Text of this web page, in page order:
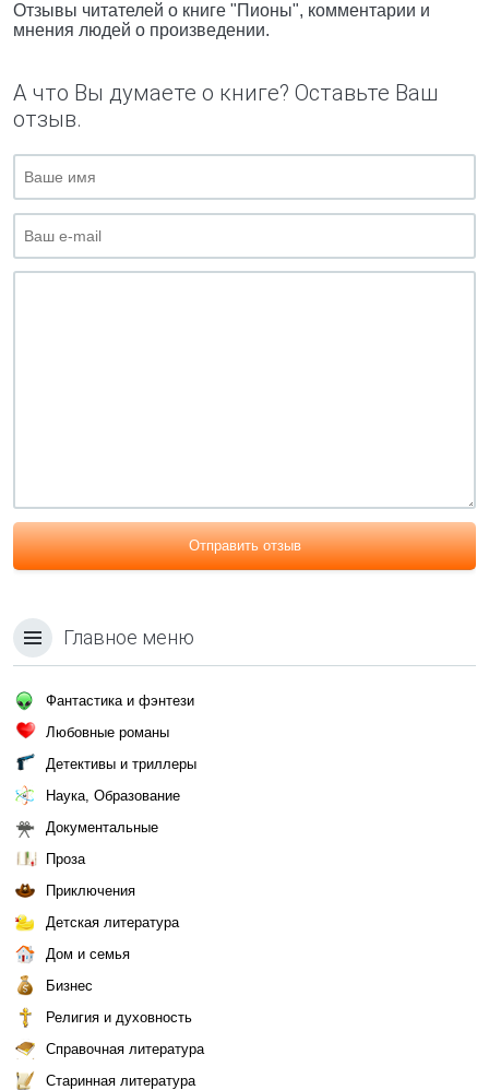
Отзывы читателей о книге "Пионы", комментарии и
мнения людей о произведении.
А что Вы думаете о книге? Оставьте Ваш
отзыв.
Отправить отзыв
Главное меню
Фантастика и фэнтези
Любовные романы
Детективы и триллеры
Наука, Образование
Документальные
Проза
Приключения
Детская литература
Дом и семья
Бизнес
Религия и духовность
Справочная литература
Старинная литература